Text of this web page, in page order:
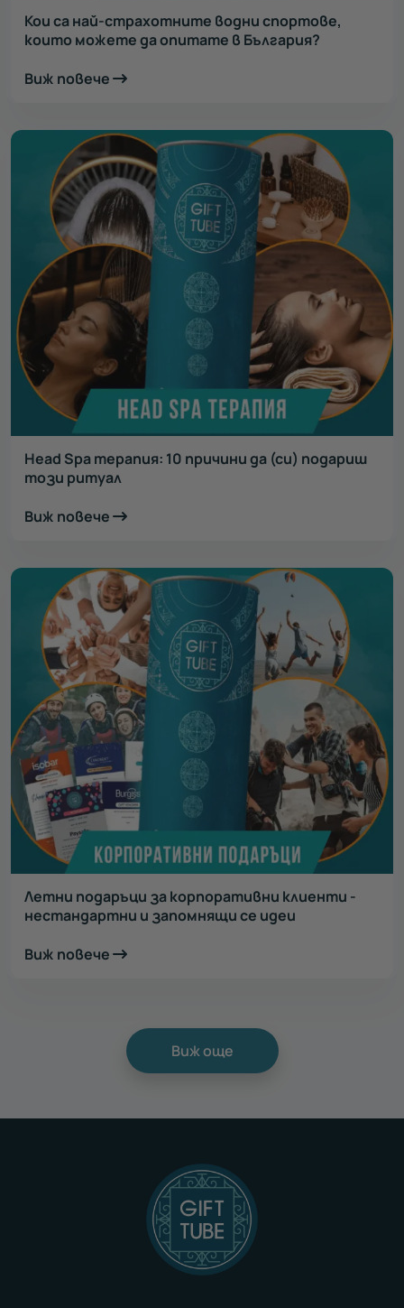
Кои са най-страхотните водни спортове,
които можете да опитате в България?
Виж повече
Head Spa терапия: 10 причини да (си) подариш
този ритуал
Виж повече
Летни подаръци за корпоративни клиенти -
нестандартни и запомнящи се идеи
Виж повече
Виж още